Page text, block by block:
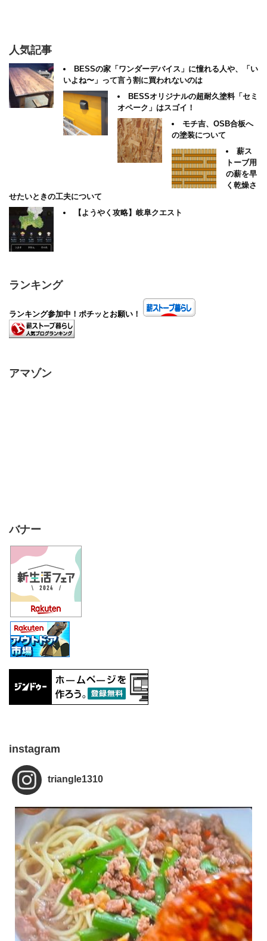
人気記事
BESSの家「ワンダーデバイス」に憧れる人や、「い
いよね〜」って言う割に買われないのは
BESSオリジナルの超耐久塗料「セミ
オペーク」はスゴイ！
モチ吉、OSB合板へ
の塗装について
薪ス
トーブ用
の薪を早
く乾燥さ
せたいときの工夫について
【ようやく攻略】岐阜クエスト
ランキング
ランキング参加中！ポチッとお願い！
アマゾン
バナー
instagram
triangle1310